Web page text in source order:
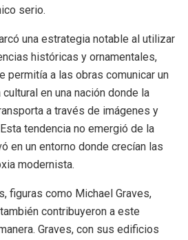
serio.
una estrategia notable al utilizar
históricas y ornamentales,
permitía a las obras comunicar un
en una nación donde la
a través de imágenes y
tendencia no emergió de la
en un entorno donde crecían las
modernista.
figuras como Michael Graves,
contribuyeron a este
Graves, con sus edificios